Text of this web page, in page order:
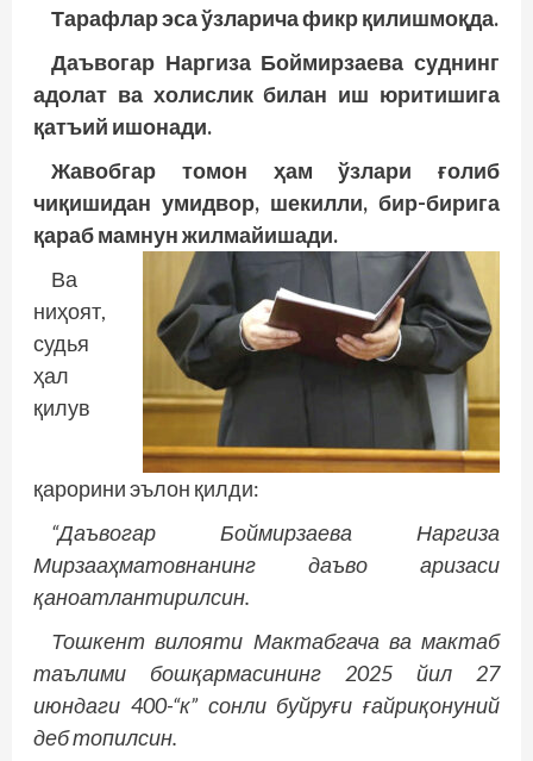
Тарафлар эса ўзларича фикр қилишмоқда.
Даъвогар Наргиза Боймирзаева суднинг
адолат ва холислик билан иш юритишига
қатъий ишонади.
Жавобгар томон ҳам ўзлари ғолиб
чиқишидан умидвор, шекилли, бир-бирига
қараб мамнун жилмайишади.
Ва
ниҳоят,
судья
ҳал
қилув
қарорини эълон қилди:
“Даъвогар Боймирзаева Наргиза
Мирзааҳматовнанинг даъво аризаси
қаноатлантирилсин.
Тошкент вилояти Мактабгача ва мактаб
таълими бошқармасининг 2025 йил 27
июндаги 400-“к” сонли буйруғи ғайриқонуний
деб топилсин.